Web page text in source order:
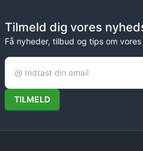
Tilmeld dig vores
Få nyheder, tilbud og tips om
TILMELD